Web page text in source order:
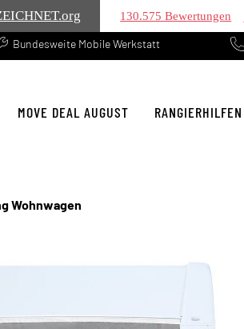
.org 130.575 Bewertungen
Bundesweite Mobile Werkstatt
MOVE DEAL AUGUST RANGIERHILFEN
Wohnwagen